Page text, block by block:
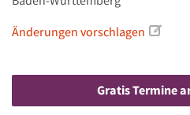
Änderungen vorschlagen
Gratis Termine